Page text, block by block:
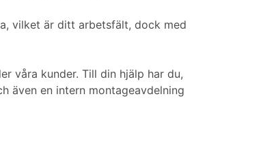
vilket är ditt arbetsfält, dock med
våra kunder. Till din hjälp har du,
även en intern montageavdelning